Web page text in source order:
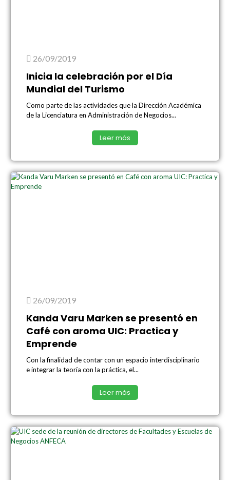
26/09/2019
Inicia la celebración por el Día
Mundial del Turismo
Como parte de las actividades que la Dirección Académica
de la Licenciatura en Administración de Negocios...
Leer más
26/09/2019
Kanda Varu Marken se presentó en
Café con aroma UIC: Practica y
Emprende
Con la finalidad de contar con un espacio interdisciplinario
e integrar la teoría con la práctica, el...
Leer más